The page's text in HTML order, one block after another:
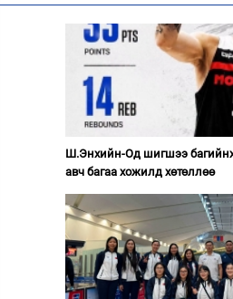
Ш.Энхийн-Од шигшээ
авч багаа хожилд хөтөллөө